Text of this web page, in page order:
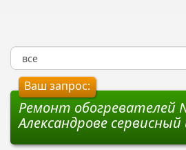
Ваш запрос:
Ремонт обогревателей
Александрове